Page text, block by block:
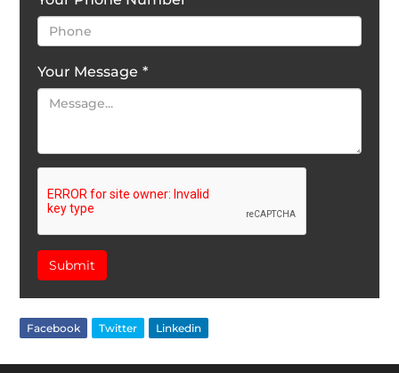
Your Message *
Submit
Facebook Twitter Linkedin